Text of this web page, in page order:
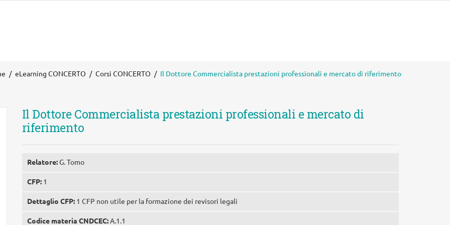
eLearning CONCERTO Corsi CONCERTO Il Dottore Commercialista prestazioni professionali e mercato di riferimento
Il Dottore Commercialista prestazioni professionali e mercato di
riferimento
Relatore:G. Tomo
CFP: 1
Dettaglio CFP: 1 CFP non utile per la formazione dei revisori legali
Codice materia CNDCEC:A.1.1